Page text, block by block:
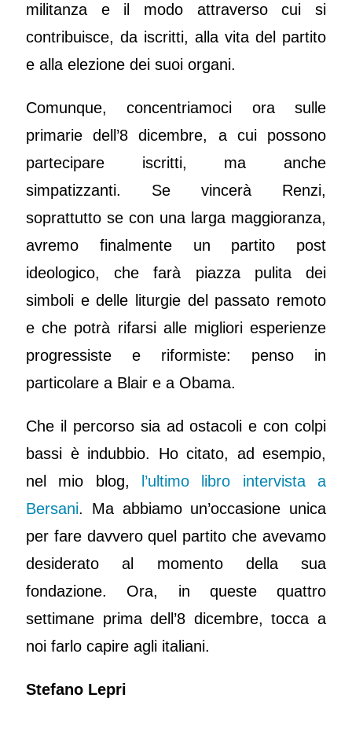
militanza e il modo attraverso cui si
contribuisce, da iscritti, alla vita del partito
e alla elezione dei suoi organi.
Comunque, concentriamoci ora sulle
primarie dell’8 dicembre, a cui possono
partecipare iscritti, ma anche
simpatizzanti. Se vincerà Renzi,
soprattutto se con una larga maggioranza,
avremo finalmente un partito post
ideologico, che farà piazza pulita dei
simboli e delle liturgie del passato remoto
e che potrà rifarsi alle migliori esperienze
progressiste e riformiste: penso in
particolare a Blair e a Obama.
Che il percorso sia ad ostacoli e con colpi
bassi è indubbio. Ho citato, ad esempio,
nel mio blog,
l’ultimo libro intervista a
Bersani. Ma abbiamo un’occasione unica
per fare davvero quel partito che avevamo
desiderato al momento della sua
fondazione. Ora, in queste quattro
settimane prima dell’8 dicembre, tocca a
noi farlo capire agli italiani.
Stefano Lepri